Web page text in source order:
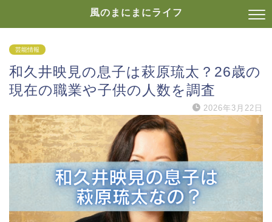
風のまにまにライフ
芸能情報
和久井映見の息子は萩原琉太？26歳の
現在の職業や子供の人数を調査
2026年3月22日